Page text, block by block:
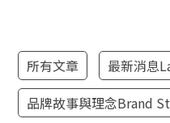
所有文章 最新消息
品牌故事與理念Brand